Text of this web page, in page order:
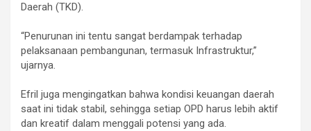
Daerah (TKD).
‎“Penurunan ini tentu sangat berdampak terhadap
pelaksanaan pembangunan, termasuk Infrastruktur,”
ujarnya.
‎Efril juga mengingatkan bahwa kondisi keuangan daerah
saat ini tidak stabil, sehingga setiap OPD harus lebih aktif
dan kreatif dalam menggali potensi yang ada.